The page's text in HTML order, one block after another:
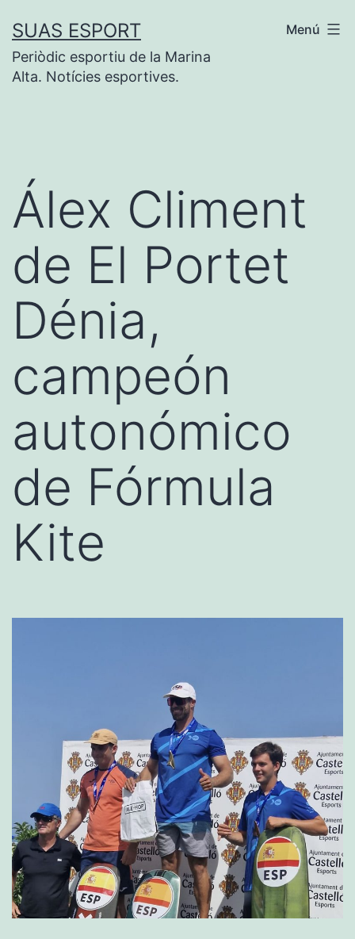
contenido
SUAS ESPORT
Periòdic esportiu de la Marina
Alta. Notícies esportives.
Menú
Álex Climent
de El Portet
Dénia,
campeón
autonómico
de Fórmula
Kite